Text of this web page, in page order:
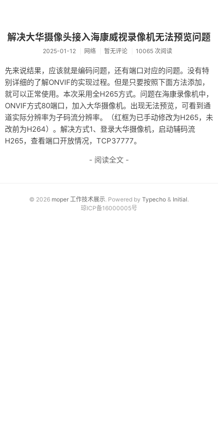
解决大华摄像头接入海康威视录像机无法预览问题
2025-01-12 网络 暂无评论 10065 次阅读
先来说结果，应该就是编码问题，还有端口对应的问题。没有特
别详细的了解ONVIF的实现过程。但是只要按照下面方法添加，
就可以正常使用。本次采用全H265方式。问题在海康录像机中，
ONVIF方式80端口，加入大华摄像机。出现无法预览，可看到通
道实际分辨率为子码流分辨率。（红框为已手动修改为H265，未
改前为H264）。解决方式1、登录大华摄像机，启动辅码流
H265，查看端口开放情况，TCP37777。
- 阅读全文 -
© 2026 moper 工作技术展示. Powered by Typecho & Initial.
琼ICP备16000005号